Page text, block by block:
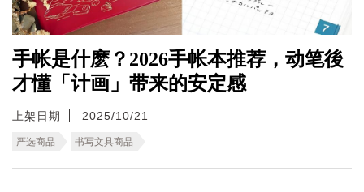
手帐是什麽？2026手帐本推荐，动笔後
才懂「计画」带来的安定感
上架日期 2025/10/21
严选商品 书写文具商品